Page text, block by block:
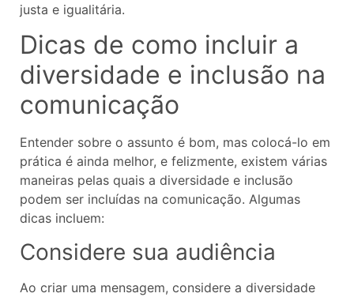
justa e igualitária.
Dicas de como incluir a
diversidade e inclusão na
comunicação
Entender sobre o assunto é bom, mas colocá-lo em
prática é ainda melhor, e felizmente, existem várias
maneiras pelas quais a diversidade e inclusão
podem ser incluídas na comunicação. Algumas
dicas incluem:
Considere sua audiência
Ao criar uma mensagem, considere a diversidade